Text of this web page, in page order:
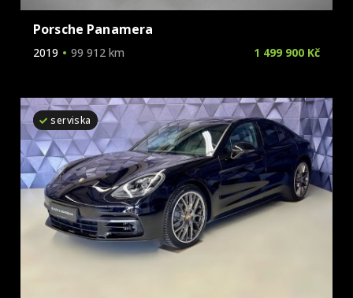
Porsche Panamera
2019 99 912 km 1 499 900 Kč
serviska